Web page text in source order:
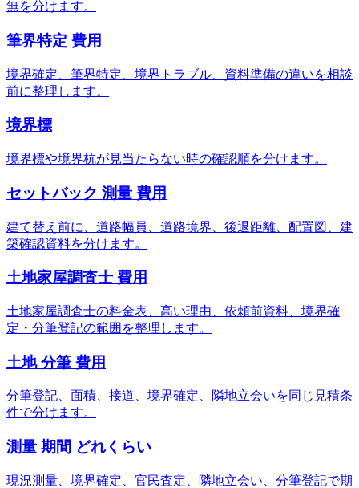
無を分けます。
筆界特定 費用
境界確定、筆界特定、境界トラブル、資料準備の違いを相談
前に整理します。
境界標
境界標や境界杭が見当たらない時の確認順を分けます。
セットバック 測量 費用
建て替え前に、道路幅員、道路境界、後退距離、配置図、建
築確認資料を分けます。
土地家屋調査士 費用
土地家屋調査士の料金表、高い理由、依頼前資料、境界確
定・分筆登記の範囲を整理します。
土地 分筆 費用
分筆登記、面積、接道、境界確定、隣地立会いを同じ見積条
件で分けます。
測量 期間 どれくらい
現況測量、境界確定、官民査定、隣地立会い、分筆登記で期